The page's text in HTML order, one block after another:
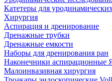
Катетеры для
Хирургия
Аспирация и дренирование
Дренажные трубки
Дренажные емкости
Наборы для дренирования ран
Наконечники аспирационные
Малоинвазивная хирургия